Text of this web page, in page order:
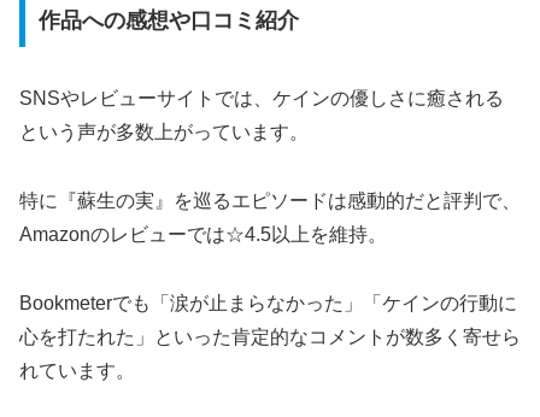
作品への感想や口コミ紹介
SNSやレビューサイトでは、ケインの優しさに癒される
という声が多数上がっています。
特に『蘇生の実』を巡るエピソードは感動的だと評判で、
Amazonのレビューでは☆4.5以上を維持。
Bookmeterでも「涙が止まらなかった」「ケインの行動に
心を打たれた」といった肯定的なコメントが数多く寄せら
れています。